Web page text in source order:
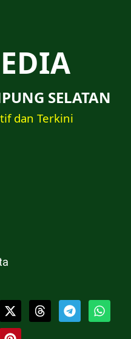
SELATAN
dan Terkini